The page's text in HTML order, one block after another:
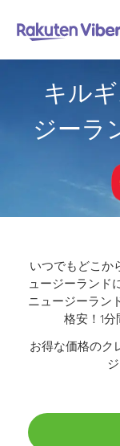
キル
ジーラ
いつでもどこか
ュージーランド
ニュージーラン
格安！1分
お得な価格のク